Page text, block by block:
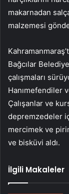
makarnadan
malzemesi
Bağcılar
çalışmaları
Hanımefendiler
Çalışanlar ve
depremzedeler
mercimek ve
ve bisküvi aldı.
İlgili Makaleler